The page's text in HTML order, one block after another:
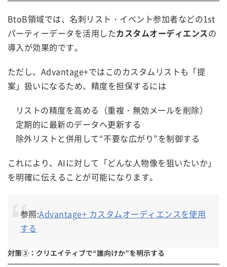
BtoB領域では、名刺リスト・イベント参加者などの1st
パーティーデータを活用したカスタムオーディエンスの
導入が効果的です。
ただし、Advantage+ではこのカスタムリストも「提
案」扱いになるため、精度を担保するには
リストの精度を高める（重複・無効メールを削除）
定期的に最新のデータへ更新する
除外リストと併用して“不要な広がり”を制御する
これにより、AIに対して「どんな人物像を狙いたいか」
を明確に伝えることが可能になります。
参照:Advantage+ カスタムオーディエンスを使用
する
対策③：クリエイティブで“誰向けか”を明示する